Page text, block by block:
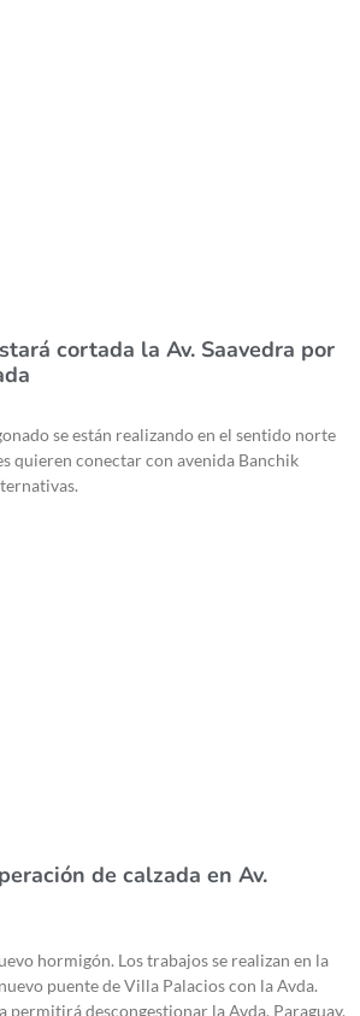
cortada la Av. Saavedra por
se están realizando en el sentido norte
quieren conectar con avenida Banchik
de calzada en Av.
hormigón. Los trabajos se realizan en la
puente de Villa Palacios con la Avda.
permitirá descongestionar la Avda. Paraguay.